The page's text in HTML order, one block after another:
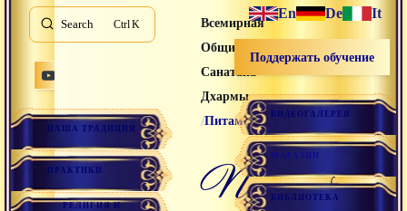
Search K
НАША ТРАДИЦИЯ
ПРАКТИКИ
РЕЛИГИЯ И
Всемирная
Община
Санатана
Дхармы
/Питамбар
питамбар
En De It
Поддержать обучение
ВИДЕОГАЛЕРЕЯ
МАГАЗИН
БИБЛИОТЕКА